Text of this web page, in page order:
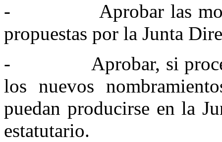
- Aprobar las
propuestas por la Junta
- Aprobar, si procede,
los nuevos
puedan producirse en la
estatutario.